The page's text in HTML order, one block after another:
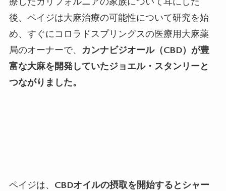
後、ペイジは大麻治療の可能性について研究を始
め、すぐにコロラドスプリングスの医療用大麻薬
局のオーナーで、 カンナビジオール（CBD）が豊
富な大麻を開発していたジョエル・スタンリーと
つながりました。
ペイジは、 CBDオイルの摂取を開始するとシャー